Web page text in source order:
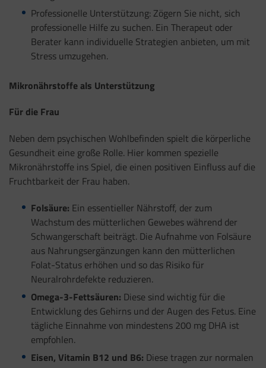
Professionelle Unterstützung: Zögern Sie nicht, sich
professionelle Hilfe zu suchen. Ein Therapeut oder
Berater kann individuelle Strategien anbieten, um mit
Stress umzugehen.
Mikronährstoffe als Unterstützung
Für die Frau
Neben dem psychischen Wohlbefinden spielt die körperliche
Gesundheit eine große Rolle. Hier kommen spezielle
Mikronährstoffe ins Spiel, die einen positiven Einfluss auf die
Fruchtbarkeit der Frau haben.
Folsäure: Ein essentieller Nährstoff, der zum
Wachstum des mütterlichen Gewebes während der
Schwangerschaft beiträgt. Die Aufnahme von Folsäure
aus Nahrungsergänzungen kann den mütterlichen
Folat-Status erhöhen und so das Risiko für
Neuralrohrdefekte reduzieren.
Omega-3-Fettsäuren: Diese sind wichtig für die
Entwicklung des Gehirns und der Augen des Fetus. Eine
tägliche Einnahme von mindestens 200 mg DHA ist
empfohlen.
Eisen, Vitamin B12 und B6: Diese tragen zur normalen